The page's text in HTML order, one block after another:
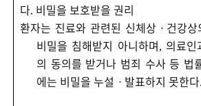
다. 비밀을 보호받을 권리
환자는 진료와 관련된 신체상 ㆍ 건강
비밀을 침해받지 아니하며, 의료
의 동의를 받거나 범죄 수사 등 법
에는 비밀을 누설 ㆍ 발표하지 못한다.